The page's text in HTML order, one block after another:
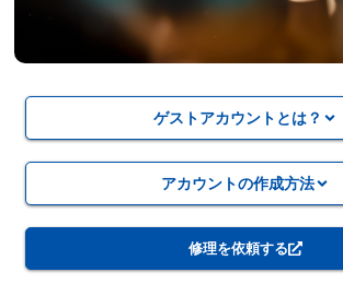
ゲストアカウントとは？
アカウントの作成方法
修理を依頼する